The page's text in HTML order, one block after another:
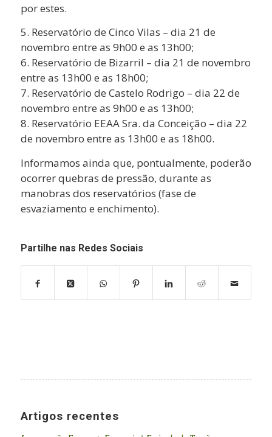
por estes.
5. Reservatório de Cinco Vilas – dia 21 de
novembro entre as 9h00 e as 13h00;
6. Reservatório de Bizarril – dia 21 de novembro
entre as 13h00 e as 18h00;
7. Reservatório de Castelo Rodrigo – dia 22 de
novembro entre as 9h00 e as 13h00;
8. Reservatório EEAA Sra. da Conceição – dia 22
de novembro entre as 13h00 e as 18h00.
Informamos ainda que, pontualmente, poderão
ocorrer quebras de pressão, durante as
manobras dos reservatórios (fase de
esvaziamento e enchimento).
Partilhe nas Redes Sociais
Artigos recentes